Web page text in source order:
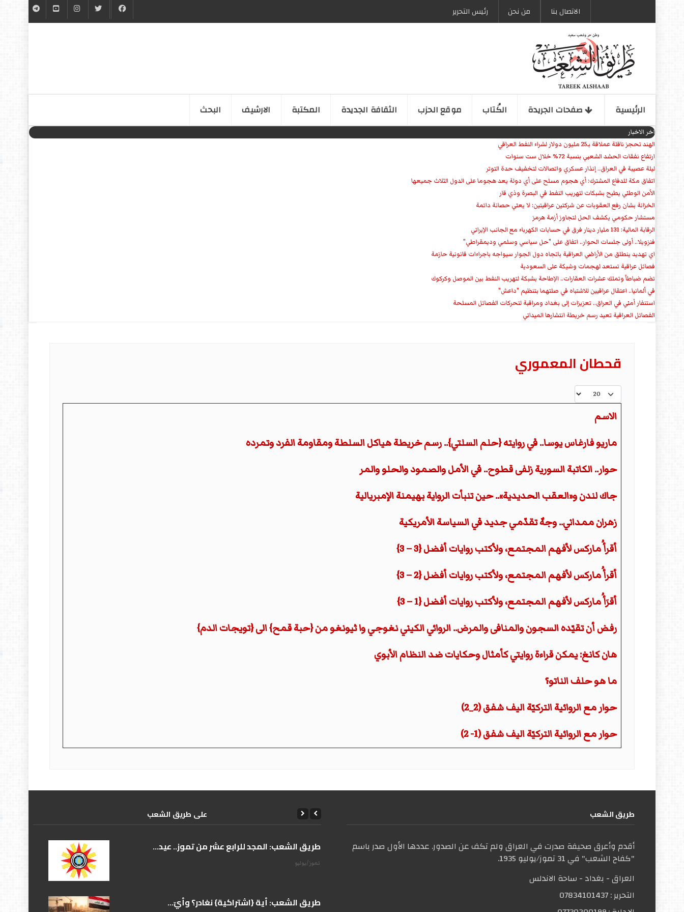
الاتصال بنا من نحن رئیس التحریر
الرئیسیة صفحات الجریدة الكُتاب موقع الحزب الثقافة الجدیدة المكتبة الارشیف البحث
اخر الاخبار
الهند تحجز ناقلة عملاقة بـ25 مليون دولار لشراء النفط العراقي
ارتفاع نفقات الحشد الشعبي بنسبة 72% خلال ست سنوات
ليلة عصيبة في العراق.. إنذار عسكري واتصالات لتخفيف حدة التوتر
‏اتفاق مكة للدفاع المشترك: أي هجوم مسلح على أي دولة يعد هجوما على الدول الثلاث جميعها
الأمن الوطني يطيح بشبكات لتهريب النفط في البصرة وذي قار
الخزانة بشان رفع العقوبات عن شركتين عراقيتين: لا يعني حصانة دائمة
مستشار حكومي يكشف الحل لتجاوز أزمة هرمز
الرقابة المالية: 131 مليار دينار فرق في حسابات الكهرباء مع الجانب الإيراني
فنزويلا.. أولى جلسات الحوار.. اتفاق على "حل سياسي وسلمي وديمقراطي"
اي تهديد ينطلق من الأراضي العراقية باتجاه دول الجوار سيواجه باجراءات قانونية حازمة
فصائل عراقية تستعد لهجمات وشيكة على السعودية
تضم ضباطاً وتملك عشرات العقارات.. الإطاحة بشبكة لتهريب النفط بين الموصل وكركوك
في ألمانيا.. اعتقال عراقيين للاشتباه في صلتهما بتنظيم "داعش"
استنفار أمني في العراق.. تعزيزات إلى بغداد ومراقبة لتحركات الفصائل المسلحة
الفصائل العراقية تعيد رسم خريطة انتشارها الميداني
قحطان المعموري
عدد الإظهارات:
الاسم
ماريو فارغاس يوسا.. في روايته {حلم السلتي}.. رسم خريطة هياكل السلطة ومقاومة الفرد وتمرده
حوار.. الكاتبة السورية زلفى قطوح.. في الأمل والصمود والحلو والمر
جاك لندن و«العقب الحديدية».. حين تنبأت الرواية بهيمنة الإمبريالية
زهران ممداني.. وجهٌ تقدّمي جديد في السياسة الأمريكية
أقرأُ ماركس لأفهم المجتمع، ولأكتب روايات أفضل {3 – 3}
أقرأُ ماركس لأفهم المجتمع، ولأكتب روايات أفضل {2 – 3}
أقرَأُ ماركس لأفهم المجتمع، ولأكتب روايات أفضل {1 – 3}
رفض أن تقيّده السجون والمنافى والمرض.. الروائي الكيني نغوجي وا ثيونغو من {حبة قمح} الى {تويجات الدم}
هان كانغ: يمكن قراءة روايتي كأمثال وحكايات ضد النظام الأبوي
ما هو حلف الناتو؟
حوار مع الروائية التركيّة اليف شفق (2_2)
حوار مع الروائية التركيّة اليف شفق (1- 2)
طریق الشعب
أقدم وأعرق صحيفة صدرت في العراق ولم تكف عن الصدور. عددها الأول صدر باسم
"كفاح الشعب" في 31 تموز/يوليو 1935.
العراق - بغداد - ساحة الاندلس
التحریر :07834101437
علی طریق الشعب
على طريق الشعب: المجد للرابع عشر من تموز.. عيد...
على طريق الشعب: أية {اشتراكية} نغادر؟ وأيّ...